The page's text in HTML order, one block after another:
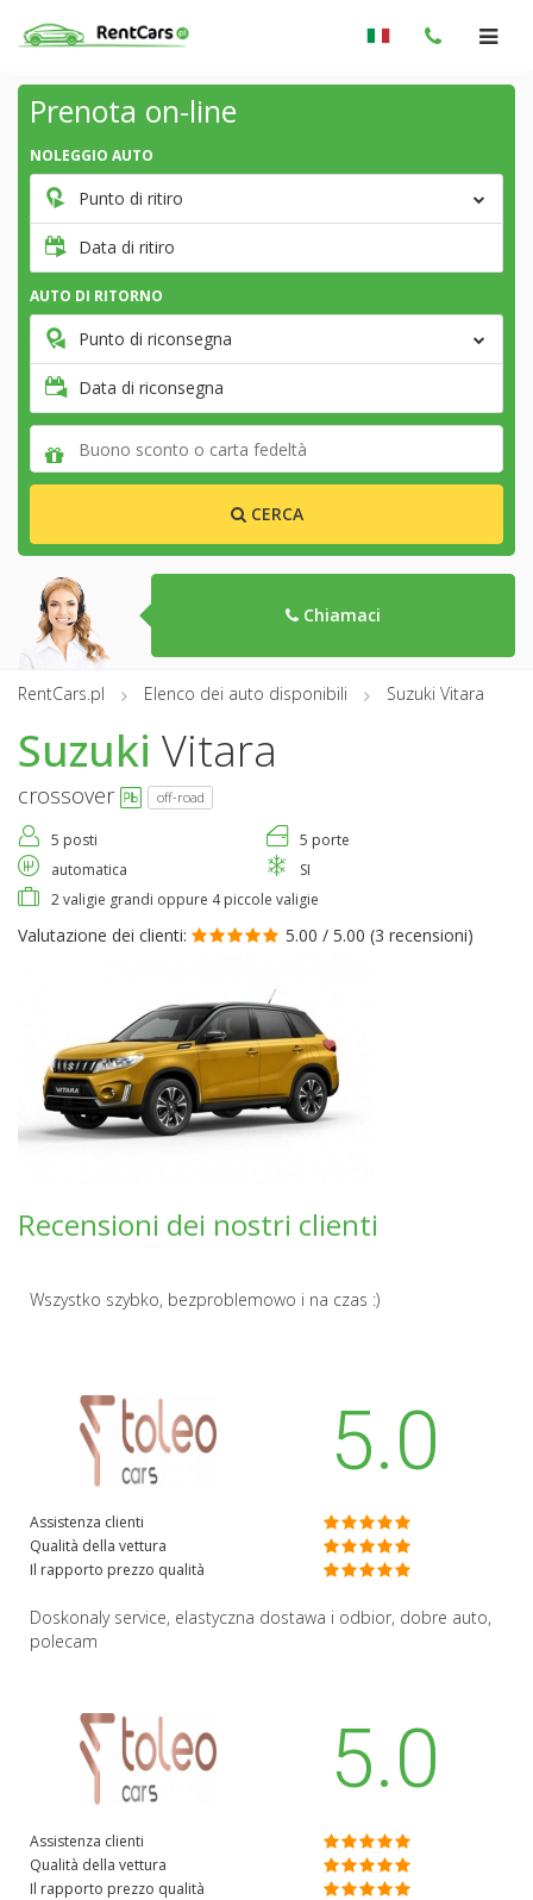
Prenota on-line
NOLEGGIO AUTO
Punto di ritiro
Data di ritiro
AUTO DI RITORNO
Punto di riconsegna
Data di riconsegna
CERCA
Chiamaci
RentCars.pl Elenco dei auto disponibili Suzuki Vitara
Suzuki Vitara
crossover off-road
5 posti
5 porte
automatica
SI
2 valigie grandi oppure 4 piccole valigie
Valutazione dei clienti: 5.00 / 5.00 (3 recensioni)
Recensioni dei nostri clienti
Wszystko szybko, bezproblemowo i na czas :)
5.0
Assistenza clienti
Qualità della vettura
Il rapporto prezzo qualità
Doskonaly service, elastyczna dostawa i odbior, dobre auto,
polecam
5.0
Assistenza clienti
Qualità della vettura
Il rapporto prezzo qualità